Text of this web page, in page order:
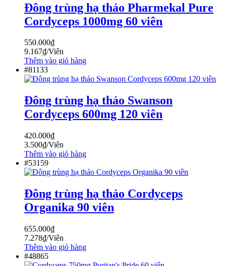
Đông trùng hạ thảo Pharmekal Pure
Cordyceps 1000mg 60 viên
550.000₫
9.167₫/Viên
Thêm vào giỏ hàng
#81133
Đông trùng hạ thảo Swanson
Cordyceps 600mg 120 viên
420.000₫
3.500₫/Viên
Thêm vào giỏ hàng
#53159
Đông trùng hạ thảo Cordyceps
Organika 90 viên
655.000₫
7.278₫/Viên
Thêm vào giỏ hàng
#48865